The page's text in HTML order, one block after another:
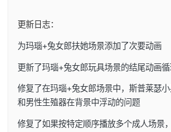
更新日志：
为玛瑙+兔女郎扶她场景添加了次要动画
更新了玛瑙+兔女郎玩具场景的结尾动画
修复了在玛瑙+兔女郎场景中，斯普莱瑟
和男性生殖器在背景中浮动的问题
修复了如果按特定顺序播放多个成人场景